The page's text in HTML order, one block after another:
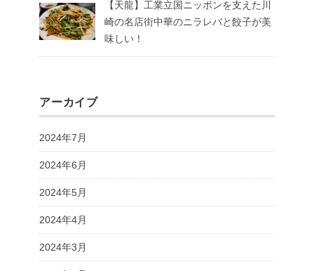
【天龍】工業立国ニッポンを支えた川
崎の名店街中華のニラレバと餃子が美
味しい！
アーカイブ
2024年7月
2024年6月
2024年5月
2024年4月
2024年3月